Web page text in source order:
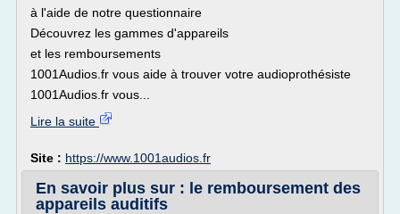
à l'aide de notre questionnaire
Découvrez les gammes d'appareils
et les remboursements
1001Audios.fr vous aide à trouver votre audioprothésiste
1001Audios.fr vous...
Lire la suite
Site : https://www.1001audios.fr
En savoir plus sur : le remboursement des
appareils auditifs